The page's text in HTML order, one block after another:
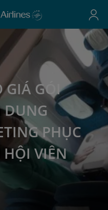
GIÁ GÓI
DUNG
PHỤC
HỘI VIÊN